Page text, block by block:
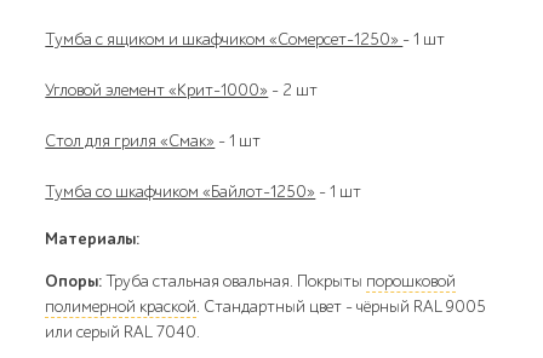
Тумба с ящиком и шкафчиком «Сомерсет-1250» - 1 шт
Угловой элемент «Крит-1000» - 2 шт
Стол для гриля «Смак» - 1 шт
Тумба со шкафчиком «Байлот-1250» - 1 шт
Материалы:
Опоры:Труба стальная овальная. Покрыты порошковой
полимерной краской. Стандартный цвет – чёрный RAL 9005
или серый RAL 7040.